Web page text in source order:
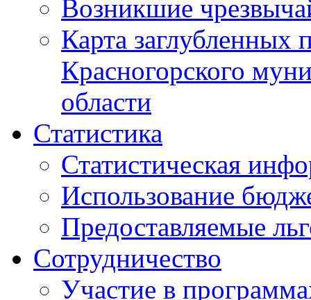
Возникшие
Карта
Красногорского
области
Статистика
Статистическая
Использование
Предоставляемые
Сотрудничество
Участие в